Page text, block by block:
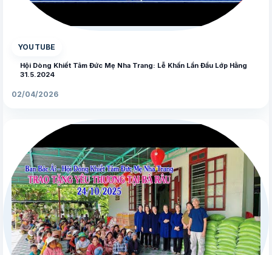
YOUTUBE
Hội Dòng Khiết Tâm Đức Mẹ Nha Trang: Lễ Khấn Lần Đầu Lớp Hằng
31.5.2024
02/04/2026